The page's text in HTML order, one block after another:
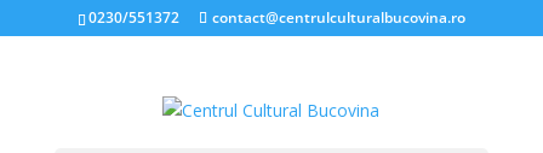
0230/551372 contact@centrulculturalbucovina.ro